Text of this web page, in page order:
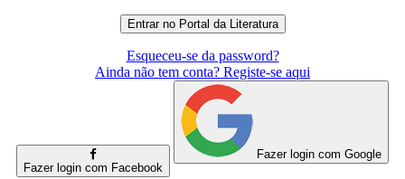
Esqueceu-se da password?
Ainda não tem conta? Registe-se aqui
Fazer login com Facebook
Fazer login com Google